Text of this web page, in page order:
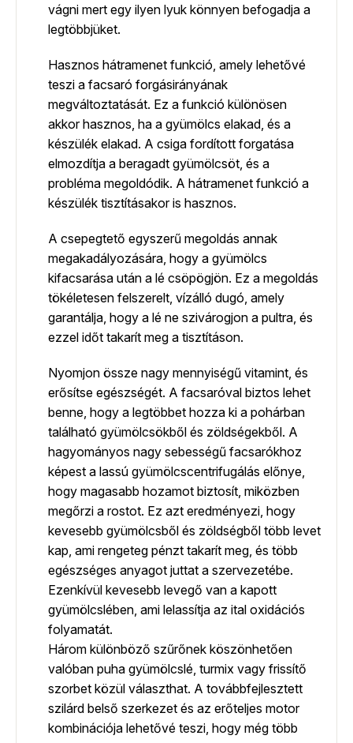
vágni mert egy ilyen lyuk könnyen befogadja a
legtöbbjüket.
Hasznos hátramenet funkció, amely lehetővé
teszi a facsaró forgásirányának
megváltoztatását. Ez a funkció különösen
akkor hasznos, ha a gyümölcs elakad, és a
készülék elakad. A csiga fordított forgatása
elmozdítja a beragadt gyümölcsöt, és a
probléma megoldódik. A hátramenet funkció a
készülék tisztításakor is hasznos.
A csepegtető egyszerű megoldás annak
megakadályozására, hogy a gyümölcs
kifacsarása után a lé csöpögjön. Ez a megoldás
tökéletesen felszerelt, vízálló dugó, amely
garantálja, hogy a lé ne szivárogjon a pultra, és
ezzel időt takarít meg a tisztításon.
Nyomjon össze nagy mennyiségű vitamint, és
erősítse egészségét. A facsaróval biztos lehet
benne, hogy a legtöbbet hozza ki a pohárban
található gyümölcsökből és zöldségekből. A
hagyományos nagy sebességű facsarókhoz
képest a lassú gyümölcscentrifugálás előnye,
hogy magasabb hozamot biztosít, miközben
megőrzi a rostot. Ez azt eredményezi, hogy
kevesebb gyümölcsből és zöldségből több levet
kap, ami rengeteg pénzt takarít meg, és több
egészséges anyagot juttat a szervezetébe.
Ezenkívül kevesebb levegő van a kapott
gyümölcslében, ami lelassítja az ital oxidációs
folyamatát.
Három különböző szűrőnek köszönhetően
valóban puha gyümölcslé, turmix vagy frissítő
szorbet közül választhat. A továbbfejlesztett
szilárd belső szerkezet és az erőteljes motor
kombinációja lehetővé teszi, hogy még több